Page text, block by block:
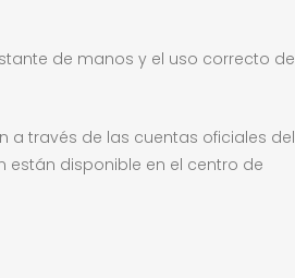
de manos y el uso correcto de
a través de las cuentas oficiales del
están disponible en el centro de